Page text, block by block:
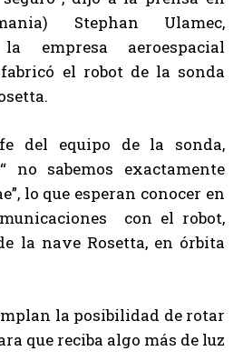
Stephan Ulamec,
empresa aeroespacial
el robot de la sonda
del equipo de la sonda,
no sabemos exactamente
lo que esperan conocer en
con el robot,
la nave Rosetta, en órbita
la posibilidad de rotar
que reciba algo más de luz